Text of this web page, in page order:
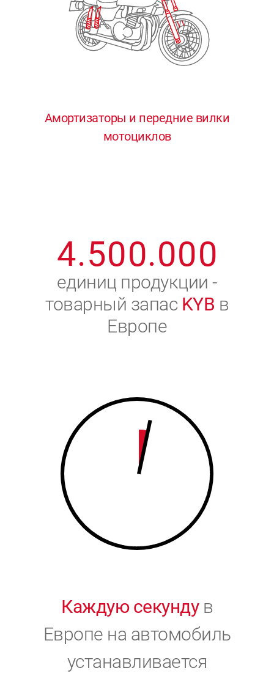
Амортизаторы и передние вилки
мотоциклов
0
4
5
6
9
0
.
1
2
5
6
7
0
3
4
6
7
0
3
4
6
7
0.
3
4
6
7
0
3
4
6
0
3
4
6
0
единиц продукции -
товарный запас KYB в
Европе
Каждую секундув
Европе на автомобиль
устанавливается